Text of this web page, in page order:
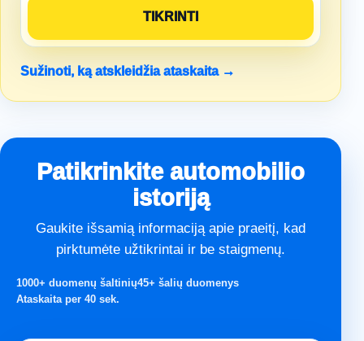
Sužinoti, ką atskleidžia ataskaita →
Patikrinkite automobilio
istoriją
Gaukite išsamią informaciją apie praeitį, kad
pirktumėte užtikrintai ir be staigmenų.
1000+ duomenų šaltinių45+ šalių duomenys
Ataskaita per 40 sek.